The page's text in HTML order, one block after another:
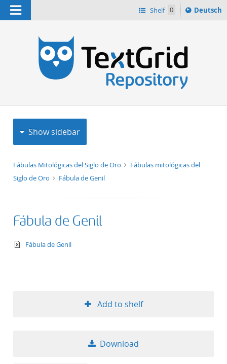
Navigation Shelf 0
Sprache
ï¿½ndern
Deutsch
Show sidebar
Fábulas Mitológicas del Siglo de Oro
Fábulas mitológicas del
Siglo de Oro
Fábula de Genil
Fábula de Genil
text/xml
Fábula de Genil
Add to shelf
Download